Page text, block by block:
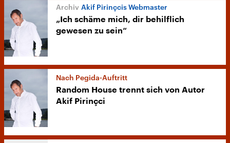
Akif Pirinçcis Webmaster
„Ich schäme mich, dir behilflich
gewesen zu sein“
Nach Pegida-Auftritt
Random House trennt sich von Autor
Akif Pirinçci